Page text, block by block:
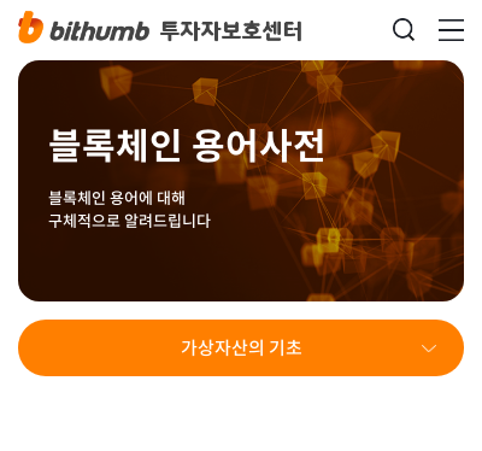
블록체인 용어사전
블록체인 용어에 대해
구체적으로 알려드립니다
가상자산의 기초